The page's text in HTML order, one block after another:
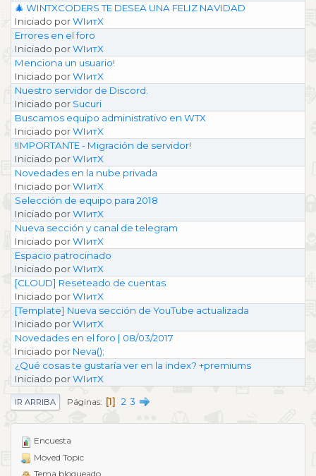
🎄 WINTXCODERS TE DESEA UNA FELIZ NAVIDAD
Iniciado porWIитX
Errores en el foro
Iniciado porWIитX
Menciona un usuario!
Iniciado porWIитX
Nuestro servidor de Discord.
Iniciado por Sucuri
Buscamos equipo administrativo en WTX
Iniciado porWIитX
!IMPORTANTE - Migración de servidor!
Iniciado porWIитX
Novedades en la nube privada
Iniciado porWIитX
Selección de equipo para 2018
Iniciado porWIитX
Nueva sección y canal de telegram
Iniciado porWIитX
Espacio patrocinado
Iniciado porWIитX
[CLOUD] Reseteado de cuentas
Iniciado porWIитX
[Template] Nueva sección de YouTube actualizada
Iniciado porWIитX
Novedades en el foro | 08/03/2017
Iniciado por Neva();
¿Qué cosas te gustaría ver en la index? +premiums
Iniciado porWIитX
IR ARRIBA Páginas 1 2 3
Encuesta
Moved Topic
Tema bloqueado